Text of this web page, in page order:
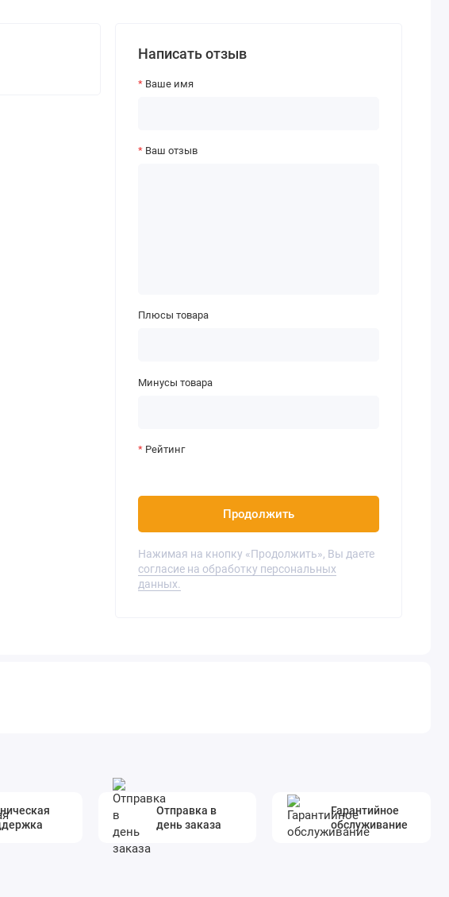
Написать отзыв
Ваше имя
Ваш отзыв
Плюсы товара
Минусы товара
Рейтинг
Продолжить
Нажимая на кнопку «Продолжить», Вы даете
согласие на обработку персональных
данных.
Отправка в
день заказа
Гарантийное
обслуживание